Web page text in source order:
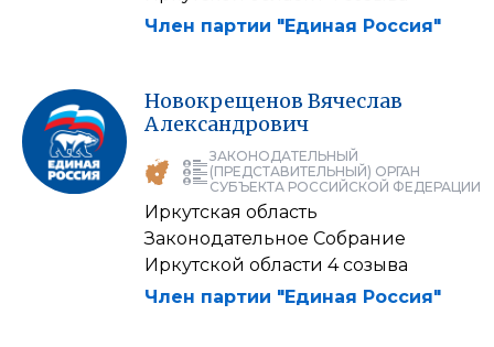
Член партии "Единая Россия"
Новокрещенов Вячеслав
Александрович
ЗАКОНОДАТЕЛЬНЫЙ
(ПРЕДСТАВИТЕЛЬНЫЙ) ОРГАН
СУБЪЕКТА РОССИЙСКОЙ ФЕДЕРАЦИИ
Иркутская область
Законодательное Собрание
Иркутской области 4 созыва
Член партии "Единая Россия"